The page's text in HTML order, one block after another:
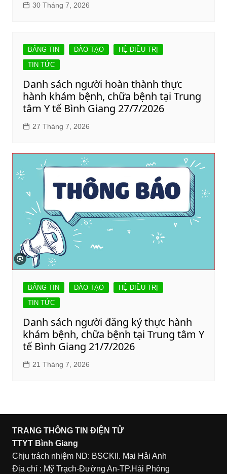
30 Tháng 7, 2026
BẢNG TIN ĐÀO TẠO
HỆ ĐIỀU TRỊ
TIN TỨC
Danh sách người hoàn thành thực
hành khám bệnh, chữa bệnh tại Trung
tâm Y tế Bình Giang 27/7/2026
27 Tháng 7, 2026
BẢNG TIN ĐÀO TẠO
HỆ ĐIỀU TRỊ
TIN TỨC
Danh sách người đăng ký thực hành
khám bệnh, chữa bệnh tại Trung tâm Y
tế Bình Giang 21/7/2026
21 Tháng 7, 2026
TRANG THÔNG TIN ĐIỆN TỬ
TTYT Bình Giang
Chịu trách nhiệm ND: BSCKII. Mai Hải Anh
Địa chỉ : Mỹ Trạch-Đường An-TP.Hải Phòng